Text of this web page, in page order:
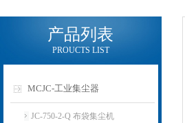
产品列表
PROUCTS LIST
MCJC-工业集尘器
JC-750-2-Q 布袋集尘机